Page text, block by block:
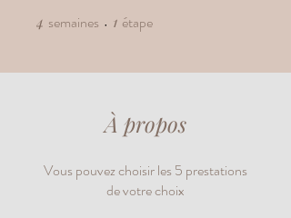
4 semaines 4 semaines
1 étape
À propos
Vous pouvez choisir les 5 prestations
de votre choix